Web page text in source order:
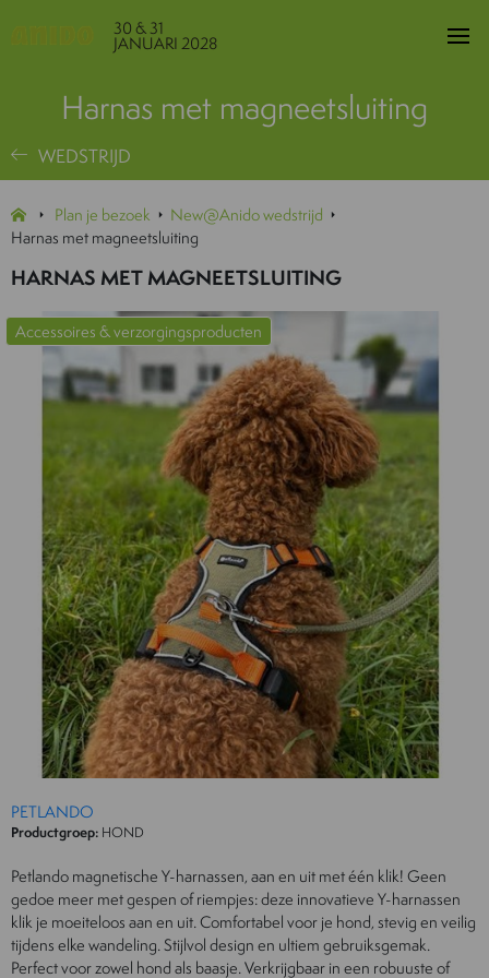
30 & 31
JANUARI 2028
Harnas met magneetsluiting
WEDSTRIJD
Plan je bezoek
New@Anido wedstrijd
Harnas met magneetsluiting
HARNAS MET MAGNEETSLUITING
Accessoires & verzorgingsproducten
PETLANDO
Productgroep: HOND
Petlando magnetische Y-harnassen, aan en uit met één klik! Geen
gedoe meer met gespen of riempjes: deze innovatieve Y-harnassen
klik je moeiteloos aan en uit. Comfortabel voor je hond, stevig en veilig
tijdens elke wandeling. Stijlvol design en ultiem gebruiksgemak.
Perfect voor zowel hond als baasje. Verkrijgbaar in een robuuste of